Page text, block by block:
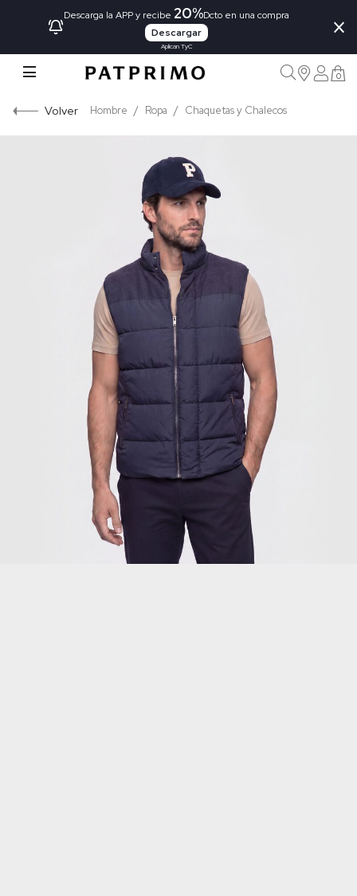
Descarga la APP y recibe 20%Dcto en una compra
Descargar
Aplican TyC
×
0
Volver Hombre Ropa Chaquetas y Chalecos